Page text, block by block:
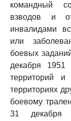
командный
взводов и
инвалидами
или
боевых
декабря 1951
территорий
территориях
боевому
31 декабря